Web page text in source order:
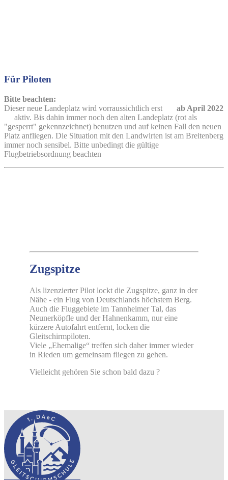
Für Piloten
Bitte beachten:
Dieser neue Landeplatz wird vorraussichtlich erst ab April 2022
aktiv. Bis dahin immer noch den alten Landeplatz (rot als
"gesperrt" gekennzeichnet) benutzen und auf keinen Fall den neuen
Platz anfliegen. Die Situation mit den Landwirten ist am Breitenberg
immer noch sensibel. Bitte unbedingt die gültige
Flugbetriebsordnung beachten
Zugspitze
Als lizenzierter Pilot lockt die Zugspitze, ganz in der
Nähe - ein Flug von Deutschlands höchstem Berg.
Auch die Fluggebiete im Tannheimer Tal, das
Neunerköpfle und der Hahnenkamm, nur eine
kürzere Autofahrt entfernt, locken die
Gleitschirmpiloten.
Viele „Ehemalige“ treffen sich daher immer wieder
in Rieden um gemeinsam fliegen zu gehen.
Vielleicht gehören Sie schon bald dazu ?